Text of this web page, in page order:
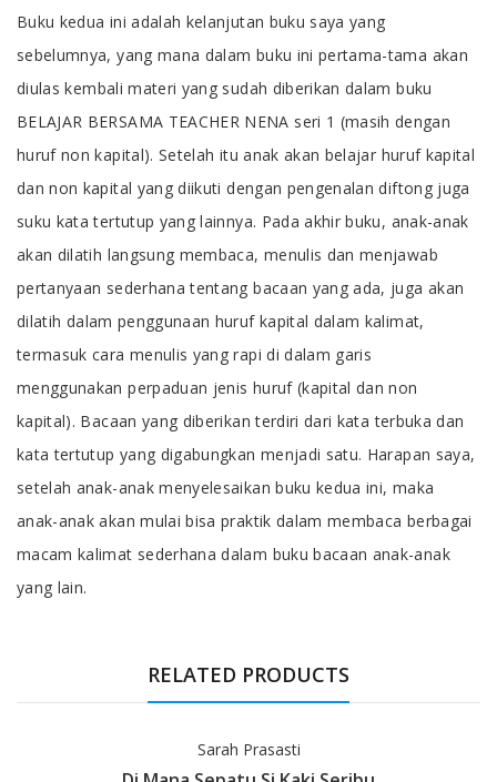
Tab Article
Buku kedua ini adalah kelanjutan buku saya yang
sebelumnya, yang mana dalam buku ini pertama-tama akan
diulas kembali materi yang sudah diberikan dalam buku
BELAJAR BERSAMA TEACHER NENA seri 1 (masih dengan
huruf non kapital). Setelah itu anak akan belajar huruf kapital
dan non kapital yang diikuti dengan pengenalan diftong juga
suku kata tertutup yang lainnya. Pada akhir buku, anak-anak
akan dilatih langsung membaca, menulis dan menjawab
pertanyaan sederhana tentang bacaan yang ada, juga akan
dilatih dalam penggunaan huruf kapital dalam kalimat,
termasuk cara menulis yang rapi di dalam garis
menggunakan perpaduan jenis huruf (kapital dan non
kapital). Bacaan yang diberikan terdiri dari kata terbuka dan
kata tertutup yang digabungkan menjadi satu. Harapan saya,
setelah anak-anak menyelesaikan buku kedua ini, maka
anak-anak akan mulai bisa praktik dalam membaca berbagai
macam kalimat sederhana dalam buku bacaan anak-anak
yang lain.
RELATED PRODUCTS
Sarah Prasasti